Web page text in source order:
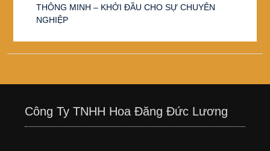
THÔNG MINH – KHỞI ĐẦU CHO SỰ CHUYÊN
NGHIỆP
Công Ty TNHH Hoa Đăng Đức Lương